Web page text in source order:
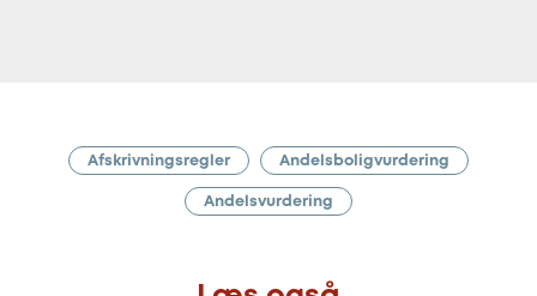
Afskrivningsregler Andelsboligvurdering
Andelsvurdering